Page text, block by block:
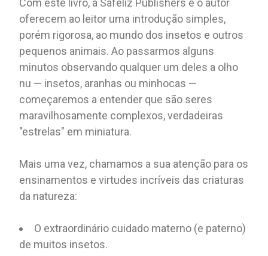
Com este livro, a Safeliz Publishers e o autor
oferecem ao leitor uma introdução simples,
porém rigorosa, ao mundo dos insetos e outros
pequenos animais. Ao passarmos alguns
minutos observando qualquer um deles a olho
nu — insetos, aranhas ou minhocas —
começaremos a entender que são seres
maravilhosamente complexos, verdadeiras
"estrelas" em miniatura.
Mais uma vez, chamamos a sua atenção para os
ensinamentos e virtudes incríveis das criaturas
da natureza:
O extraordinário cuidado materno (e paterno)
de muitos insetos.